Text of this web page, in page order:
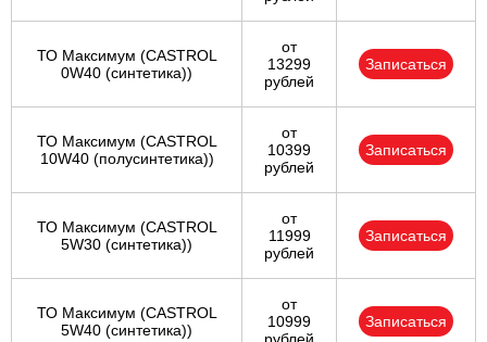
ТО Максимум (CASTROL
0W40 (синтетика))
от
13299
рублей
Записаться
ТО Максимум (CASTROL
10W40 (полусинтетика))
от
10399
рублей
Записаться
ТО Максимум (CASTROL
5W30 (синтетика))
от
11999
рублей
Записаться
ТО Максимум (CASTROL
5W40 (синтетика))
от
10999
Записаться